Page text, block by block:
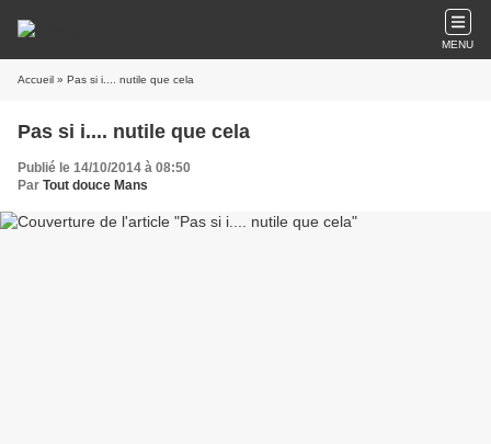
MENU
Accueil » Pas si i.... nutile que cela
Pas si i.... nutile que cela
Publié le 14/10/2014 à 08:50
Par Tout douce Mans